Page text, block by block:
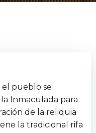
pueblo se
Inmaculada para
de la reliquia
la tradicional rifa